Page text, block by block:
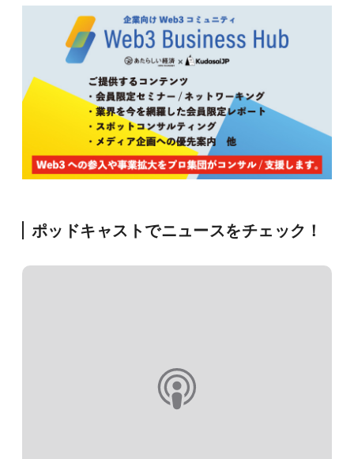
ポッドキャストでニュースをチェック！